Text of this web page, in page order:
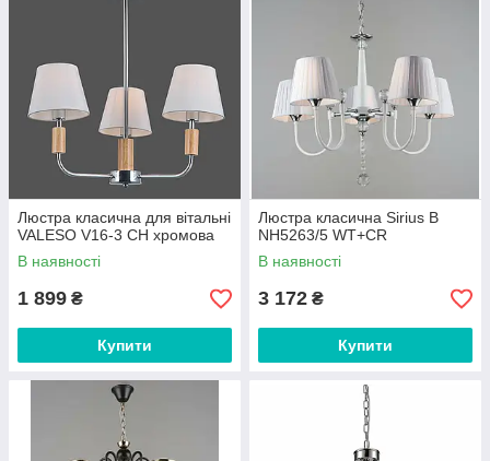
Люстра класична для вітальні
VALESO V16-3 CH хромова
В наявності
1 899 ₴
Купити
Люстра класична Sirius B
NH5263/5 WT+CR
В наявності
3 172 ₴
Купити